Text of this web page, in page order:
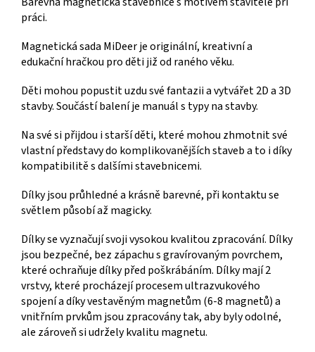
práci.
Magnetická sada MiDeer je originální, kreativní a
edukační hračkou pro děti již od raného věku.
Děti mohou popustit uzdu své fantazii a vytvářet 2D a 3D
stavby. Součástí balení je manuál s typy na stavby.
Na své si přijdou i starší děti, které mohou zhmotnit své
vlastní představy do komplikovanějších staveb a to i díky
kompatibilitě s dalšími stavebnicemi.
Dílky jsou průhledné a krásně barevné, při kontaktu se
světlem působí až magicky.
Dílky se vyznačují svoji vysokou kvalitou zpracování. Dílky
jsou bezpečné, bez zápachu s gravírovaným povrchem,
které ochraňuje dílky před poškrábáním. Dílky mají 2
vrstvy, které procházejí procesem ultrazvukového
spojení a díky vestavěným magnetům (6-8 magnetů) a
vnitřním prvkům jsou zpracovány tak, aby byly odolné,
ale zároveň si udržely kvalitu magnetu.